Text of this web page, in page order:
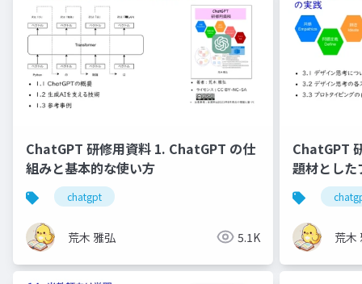
ChatGPT 研修用資料 1. ChatGPT の仕
組みと基本的な使い⽅
chatgpt
荒木 雅弘 5.1K
ChatGPT
題材とした
の実践
荒木